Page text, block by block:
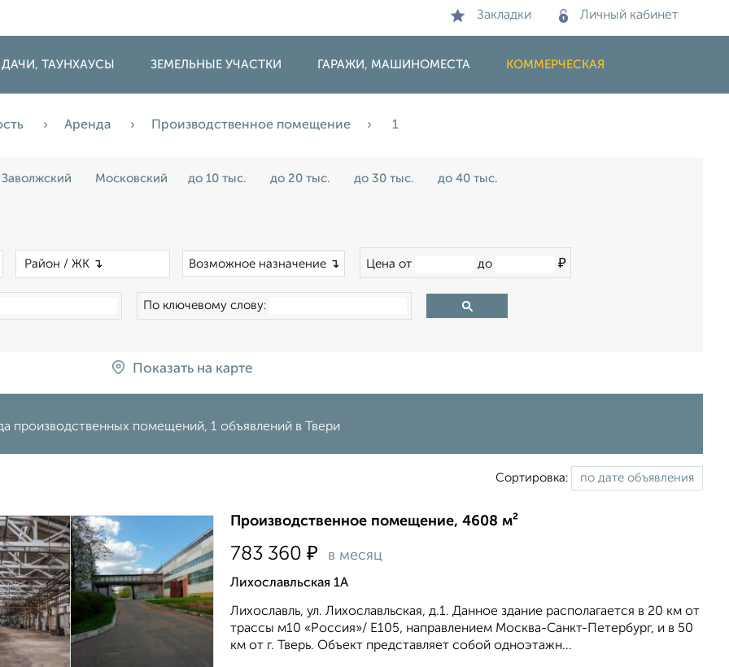
Закладки Личный кабинет
ТАУНХАУСЫ ЗЕМЕЛЬНЫЕ УЧАСТКИ ГАРАЖИ, МАШИНОМЕСТА КОММЕРЧЕСКАЯ
Аренда Производственное помещение 1
Заволжский Московский до 10 тыс. до 20 тыс. до 30 тыс. до 40 тыс.
Возможное назначение ↴ Цена от до ₽
По ключевому слову:
Показать на карте
производственных помещений, 1 объявлений в Твери
Сортировка:
Производственное помещение, 4608 м²
783 360 ₽ в месяц
Лихославльская 1А
Лихославль, ул. Лихославльская, д.1. Данное здание располагается в 20 км от
трассы м10 «Россия»/ Е105, направлением Москва-Санкт-Петербург, и в 50
км от г. Тверь. Объект представляет собой одноэтажн...